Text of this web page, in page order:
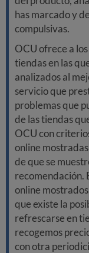
has marcado y
compulsivas.
OCU ofrece a
tiendas en las
analizados al
servicio que
problemas que
de las tiendas
OCU con
online
de que se
recomendación.
online
que existe la
refrescarse en
recogemos
con otra